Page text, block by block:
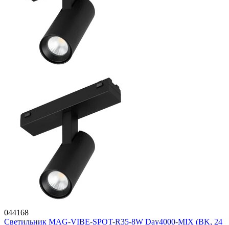
044168
Светильник MAG-VIBE-SPOT-R35-8W Day4000-MIX (BK, 24